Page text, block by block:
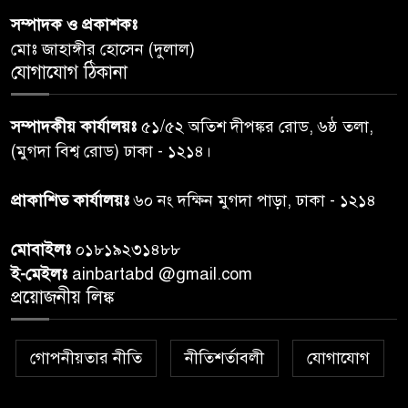
ঝড়বৃষ্টির পূর্বাভাস
৬
অনুশ্রীর, মিলল হারমোনিয়াম
উপহার
৭
২০ আগস্ট রাষ্ট্রপতি নির্বাচন,
বান্দরবান বিজিবি সেক্টর সদর দপ্তর
৯
বান্দরবানের লংলেই পাড়ায়
সম্পাদক ও প্রকাশকঃ
মোঃ জাহাঙ্গীর হোসেন (দুলাল)
যোগাযোগ ঠিকানা
সম্পাদকীয় কার্যালয়ঃ ৫১/৫২ অতিশ দীপঙ্কর রোড, ৬ষ্ঠ তলা,
(মুগদা বিশ্ব রোড) ঢাকা - ১২১৪।
প্রাকাশিত কার্যালয়ঃ৬০ নং দক্ষিন মুগদা পাড়া, ঢাকা - ১২১৪
মোবাইলঃ ০১৮১৯২৩১৪৮৮
ই-মেইলঃ ainbartabd @gmail.com
প্রয়োজনীয় লিঙ্ক
গোপনীয়তার নীতি নীতিশর্তাবলী যোগাযোগ